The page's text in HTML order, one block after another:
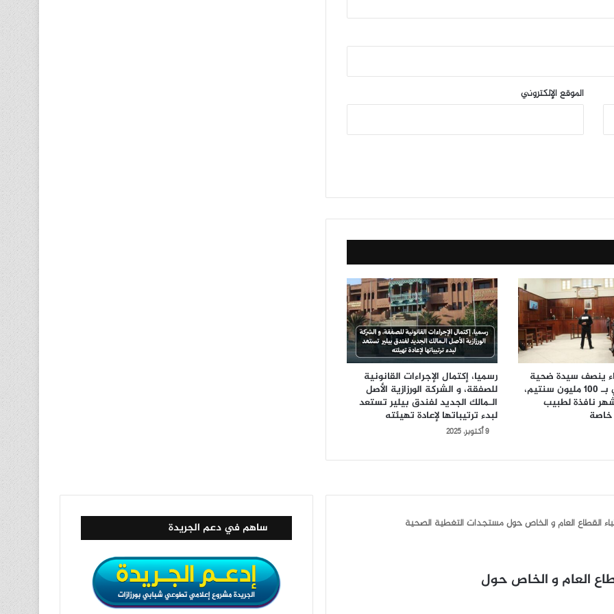
الموقع الإلكتروني
ينصف سيدة ضحية
الإهمال الطبي بـ 100 مليون سنتيم،
6 أشهر نافذة لطبيب
رسميا، إكتمال الإجراءات القانونية
للصفقة، و الشركة الورزازية الأصل
الـمالك الجديد لفندق بيلير تستعد
لبدء ترتيباتها لإعادة تهيئته
9 أكتوبر، 2025